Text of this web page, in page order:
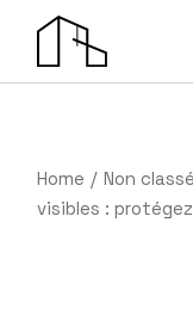
content
Home Non classé
visibles :